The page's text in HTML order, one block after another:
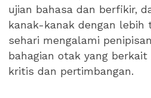
ujian bahasa dan berfikir,
kanak-kanak dengan lebih
sehari mengalami
bahagian otak yang berkait
kritis dan pertimbangan.